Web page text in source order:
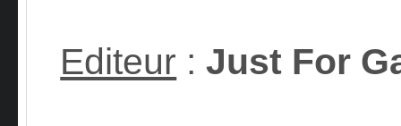
Editeur :Just For